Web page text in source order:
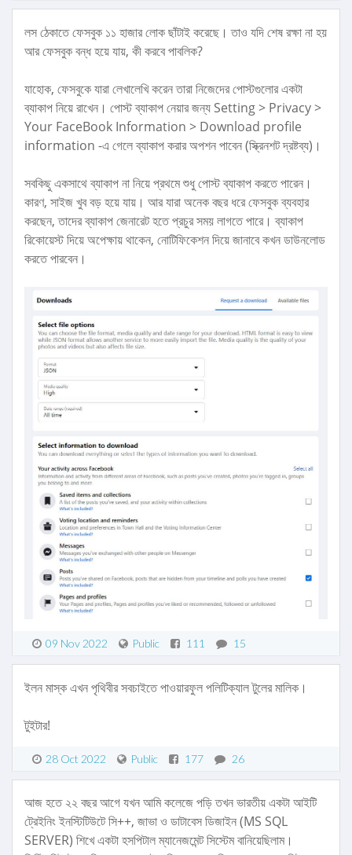
লস ঠেকাতে ফেসবুক ১১ হাজার লোক ছাঁটাই করেছে। তাও যদি শেষ রক্ষা না হয়
আর ফেসবুক বন্ধ হয়ে যায়, কী করবে পাবলিক?
যাহোক, ফেসবুকে যারা লেখালেখি করেন তারা নিজেদের পোস্টগুলোর একটা
ব্যাকাপ নিয়ে রাখেন। পোস্ট ব্যাকাপ নেয়ার জন্য Setting > Privacy >
Your FaceBook Information > Download profile
information -এ গেলে ব্যাকাপ করার অপশন পাবেন (স্ক্রিনশট দ্রষ্টব্য)।
সবকিছু একসাথে ব্যাকাপ না নিয়ে প্রথমে শুধু পোস্ট ব্যাকাপ করতে পারেন।
কারণ, সাইজ খুব বড় হয়ে যায়। আর যারা অনেক বছর ধরে ফেসবুক ব্যবহার
করছেন, তাদের ব্যাকাপ জেনারেট হতে প্রচুর সময় লাগতে পারে। ব্যাকাপ
রিকোয়েস্ট দিয়ে অপেক্ষায় থাকেন, নোটিফিকেশন দিয়ে জানাবে কখন ডাউনলোড
করতে পারবেন।
09 Nov 2022 Public 111 15
ইলন মাস্ক এখন পৃথিবীর সবচাইতে পাওয়ারফুল পলিটিক্যাল টুলের মালিক।
টুইটার!
28 Oct 2022 Public 177 26
আজ হতে ২২ বছর আগে যখন আমি কলেজে পড়ি তখন ভারতীয় একটা আইটি
ট্রেইনিং ইনস্টিটিউটে সি++, জাভা ও ডাটাবেস ডিজাইন (MS SQL
SERVER) শিখে একটা হসপিটাল ম্যানেজমেন্ট সিস্টেম বানিয়েছিলাম।